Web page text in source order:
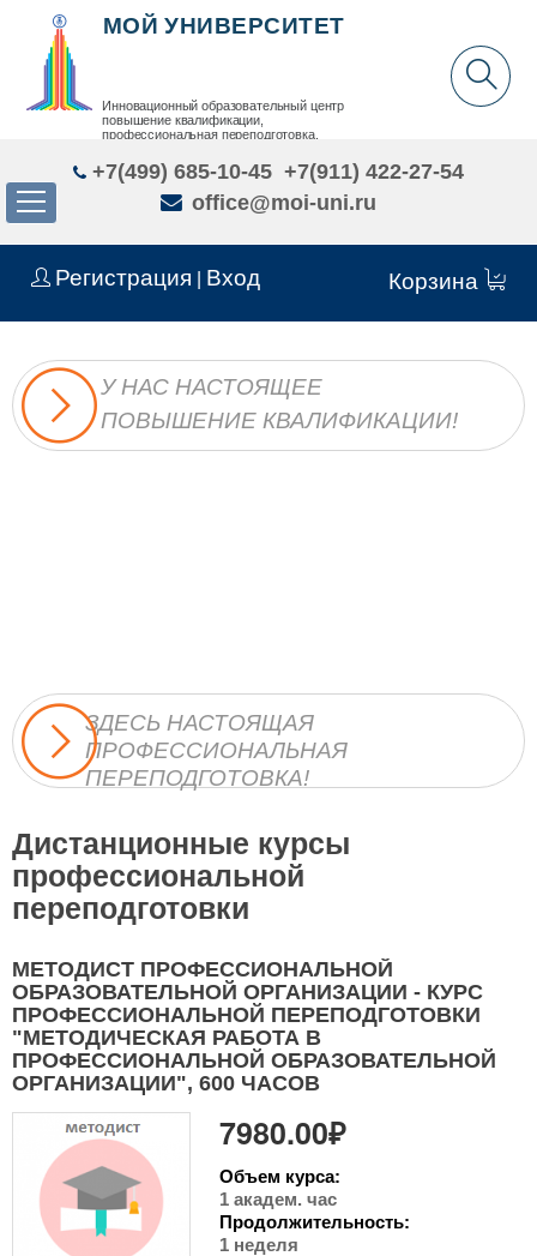
Регистрация Вход Корзина
МОЙ УНИВЕРСИТЕТ
Инновационный образовательный центр
повышение квалификации,
профессиональная переподготовка,
+7(499) 685-10-45 +7(911) 422-27-54
office@moi-uni.ru
У НАС НАСТОЯЩЕЕ
ПОВЫШЕНИЕ КВАЛИФИКАЦИИ!
ЗДЕСЬ НАСТОЯЩАЯ
ПРОФЕССИОНАЛЬНАЯ
ПЕРЕПОДГОТОВКА!
Дистанционные курсы
профессиональной
переподготовки
МЕТОДИСТ ПРОФЕССИОНАЛЬНОЙ
ОБРАЗОВАТЕЛЬНОЙ ОРГАНИЗАЦИИ - КУРС
ПРОФЕССИОНАЛЬНОЙ ПЕРЕПОДГОТОВКИ
"МЕТОДИЧЕСКАЯ РАБОТА В
ПРОФЕССИОНАЛЬНОЙ ОБРАЗОВАТЕЛЬНОЙ
ОРГАНИЗАЦИИ", 600 ЧАСОВ
7980.00₽
Объем курса:
1 академ. час
Продолжительность:
1 неделя